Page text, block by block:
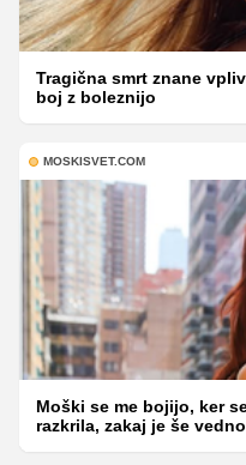
Tragična smrt znane
boj z boleznijo
MOSKISVET.COM
Moški se me bojijo, ker
razkrila, zakaj je še